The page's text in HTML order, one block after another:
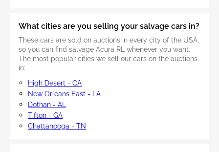
What cities are you selling your salvage cars in?
These cars are sold on auctions in every city of the USA,
so you can find salvage Acura RL whenever you want.
The most popular cities we sell our cars on the auctions
in:
High Desert - CA
New Orleans East - LA
Dothan - AL
Tifton - GA
Chattanooga - TN